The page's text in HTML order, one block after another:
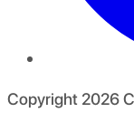
Copyright 2026